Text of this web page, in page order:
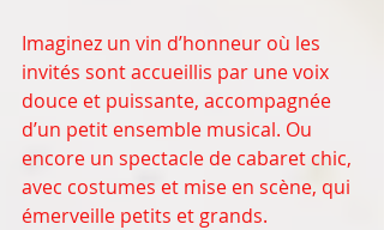
Imaginez un vin d’honneur où les
invités sont accueillis par une voix
douce et puissante, accompagnée
d’un petit ensemble musical. Ou
encore un spectacle de cabaret chic,
avec costumes et mise en scène, qui
émerveille petits et grands.